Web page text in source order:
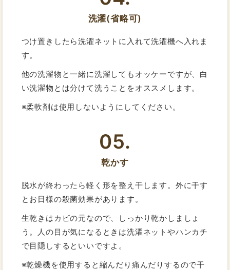
洗濯(省略可)
つけ置きしたら洗濯ネットに入れて洗濯機へ入れま
す。
他の洗濯物と一緒に洗濯してもオッケーですが、白
い洗濯物とは分けて洗うことをオススメします。
※柔軟剤は使用しないようにしてください。
05.
乾かす
脱水が終わったら軽く形を整え干します。外に干す
とお日様の殺菌効果があります。
生乾きはカビの元なので、しっかり乾かしましょ
う。人の目が気になるときは洗濯ネットやハンカチ
で目隠しするといいですよ。
※乾燥機を使用すると縮んだり痛んだりするので干